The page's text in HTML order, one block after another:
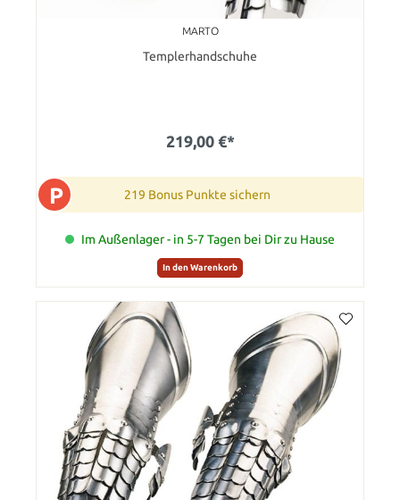
MARTO
Templerhandschuhe
219,00 €*
P 219 Bonus Punkte sichern
Im Außenlager - in 5-7 Tagen bei Dir zu Hause
In den Warenkorb